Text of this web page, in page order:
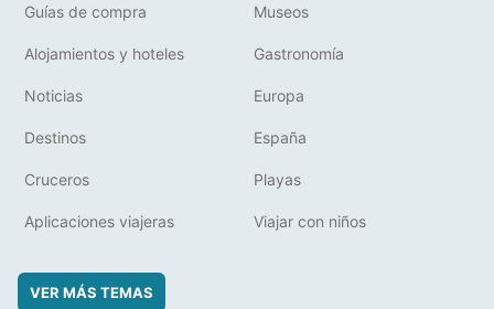
Guías de compra Museos
Alojamientos y hoteles Gastronomía
Noticias Europa
Destinos España
Cruceros Playas
Aplicaciones viajeras Viajar con niños
VER MÁS TEMAS